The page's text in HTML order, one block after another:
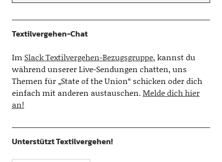
Textilvergehen-Chat
Im Slack Textilvergehen-Bezugsgruppe, kannst du
während unserer Live-Sendungen chatten, uns
Themen für „State of the Union“ schicken oder dich
einfach mit anderen austauschen.Melde dich hier
an!
Unterstützt Textilvergehen!